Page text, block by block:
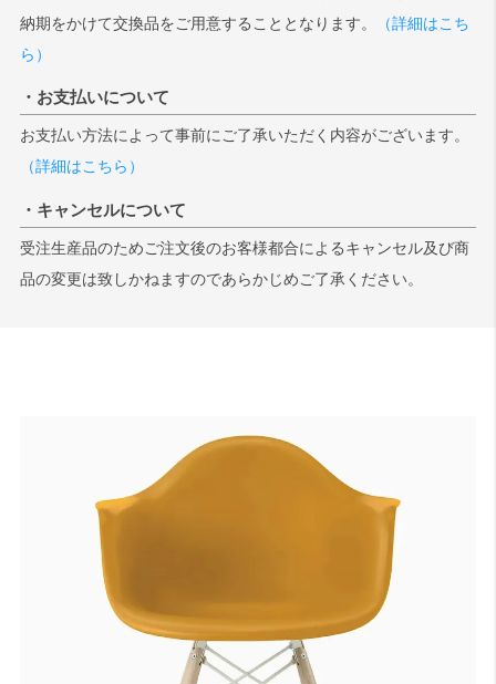
納期をかけて交換品をご用意することとなります。
（詳細はこち
ら）
・お支払いについて
お支払い方法によって事前にご了承いただく内容がございます。
（詳細はこちら）
・キャンセルについて
受注生産品のためご注文後のお客様都合によるキャンセル及び商
品の変更は致しかねますのであらかじめご了承ください。